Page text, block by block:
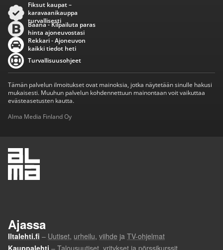
Fiksut kaupat –
karavaanikauppa
turvallisesti
Baana - Kilpailuta paras
hinta ajoneuvostasi
Rekkari - Ajoneuvon
kaikki tiedot heti
Turvallisuusohjeet
Tämän palvelun ilmoitukset ovat mainoksia, jotka näytetään sinulle hakusi
mukaisesti. Muuhun palvelun kohdennettuun mainontaan voit vaikuttaa
evästeasetusten kautta.
Alma Media Finland Oy